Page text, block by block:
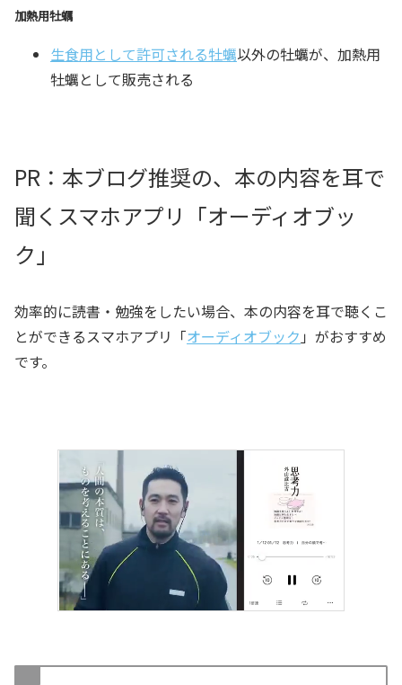
加熱用牡蠣
生食用として許可される牡蠣以外の牡蠣が、加熱用
牡蠣として販売される
PR：本ブログ推奨の、本の内容を耳で
聞くスマホアプリ「オーディオブッ
ク」
効率的に読書・勉強をしたい場合、本の内容を耳で聴くこ
とができるスマホアプリ「オーディオブック 」がおすすめ
です。